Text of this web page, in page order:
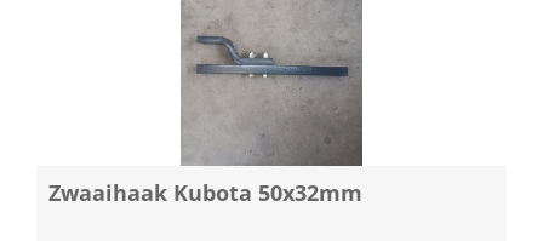
Zwaaihaak Kubota 50x32mm